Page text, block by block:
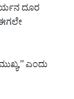
ದೂರ
ಎಂದು